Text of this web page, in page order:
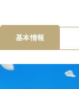
基本情報